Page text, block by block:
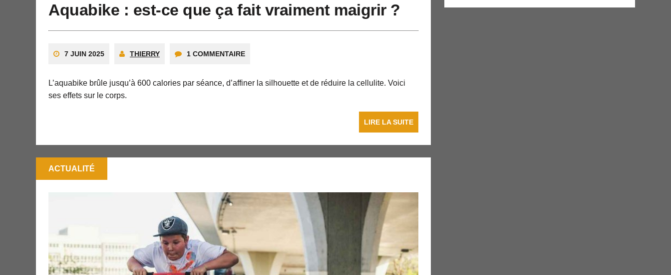
Aquabike : est-ce que ça fait vraiment maigrir ?
7 JUIN 2025 THIERRY 1 COMMENTAIRE
L’aquabike brûle jusqu’à 600 calories par séance, d’affiner la silhouette et de réduire la cellulite. Voici
ses effets sur le corps.
LIRE LA SUITE
ACTUALITÉ